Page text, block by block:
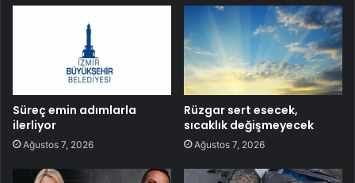
Süreç emin adımlarla
ilerliyor
Ağustos 7, 2026
Rüzgar sert esecek,
sıcaklık değişmeyecek
Ağustos 7, 2026